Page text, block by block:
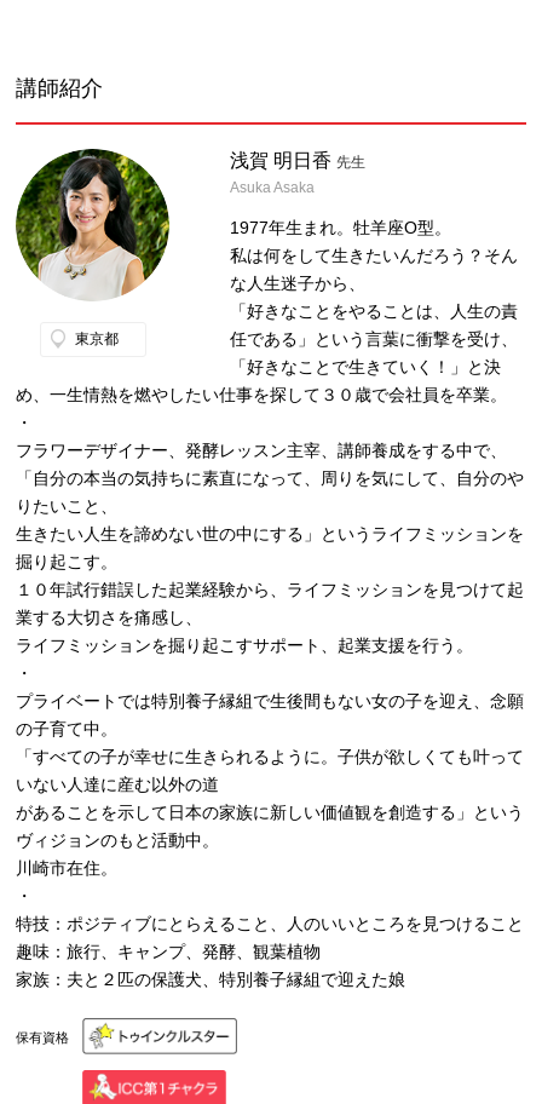
講師紹介
東京都
浅賀 明日香 先生
Asuka Asaka
1977年生まれ。牡羊座O型。
私は何をして生きたいんだろう？そん
な人生迷子から、
「好きなことをやることは、人生の責
任である」という言葉に衝撃を受け、
「好きなことで生きていく！」と決
め、一生情熱を燃やしたい仕事を探して３０歳で会社員を卒業。
・
フラワーデザイナー、発酵レッスン主宰、講師養成をする中で、
「自分の本当の気持ちに素直になって、周りを気にして、自分のや
りたいこと、
生きたい人生を諦めない世の中にする」というライフミッションを
掘り起こす。
１０年試行錯誤した起業経験から、ライフミッションを見つけて起
業する大切さを痛感し、
ライフミッションを掘り起こすサポート、起業支援を行う。
・
プライベートでは特別養子縁組で生後間もない女の子を迎え、念願
の子育て中。
「すべての子が幸せに生きられるように。子供が欲しくても叶って
いない人達に産む以外の道
があることを示して日本の家族に新しい価値観を創造する」という
ヴィジョンのもと活動中。
川崎市在住。
・
特技：ポジティブにとらえること、人のいいところを見つけること
趣味：旅行、キャンプ、発酵、観葉植物
家族：夫と２匹の保護犬、特別養子縁組で迎えた娘
保有資格